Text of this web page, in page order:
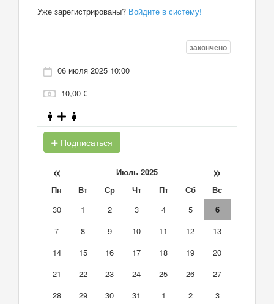
Уже зарегистрированы? Войдите в систему!
закончено
06 июля 2025 10:00
10,00 €
Подписаться
« Июль 2025 »
Пн Вт Ср Чт Пт Сб
Вс
30
1 2 3 4 5
6
7
8 9 10 11 12
13
14
15 16 17 18 19
20
21
22 23 24 25 26
27
28
29 30 31 1 2
3